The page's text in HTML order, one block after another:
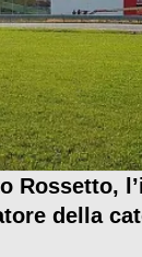
Rossetto,
della